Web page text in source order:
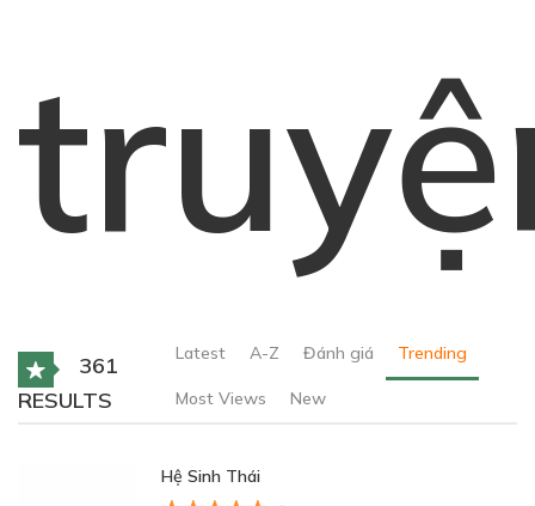
361
RESULTS
Latest A-Z Đánh giá Trending
Most Views New
Hệ Sinh Thái